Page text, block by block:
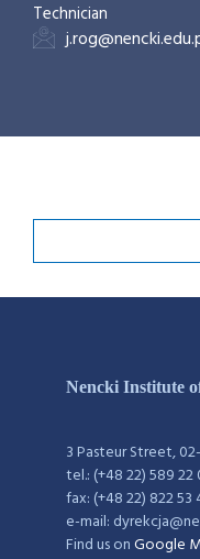
Technician
Nencki Institute
3 Pasteur Street,
tel.: (+48 22) 589 22
fax: (+48 22) 822 53
e-mail:
Find us onGoogle